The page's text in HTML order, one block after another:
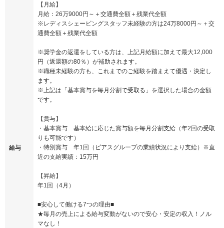
給与
【月給】
月給：26万9000円～＋交通費全額＋残業代全額
※レディスシェービングスタッフ未経験の方は24万8000円～＋交
通費全額＋残業代全額
※奨学金の返還をしている方は、上記月給額に加えて最大12,000
円（返還額の80％）が補助されます。
※職種未経験の方も、これまでのご経験を踏まえて優遇・決定し
ます。
※上記は「基本賞与を毎月分割で受取る」を選択した場合の金額
です。
【賞与】
・基本賞与 基本給に応じた賞与額を毎月分割支給（年2回の受取
りも可能です）
・特別賞与 年1回（ピアスグループの業績状況により支給）※直
近の支給実績：15万円
【昇給】
年1回（4月）
■安心して働ける7つの理由■
★毎月の売上による給与変動がないので安心・安定の収入！ノル
マなし！